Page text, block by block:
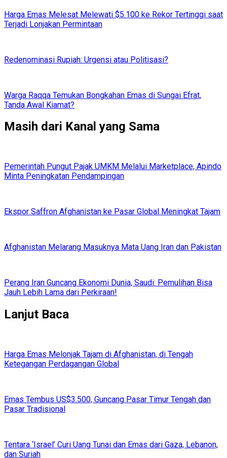
Harga Emas Melesat Melewati $5.100 ke Rekor Tertinggi saat
Terjadi Lonjakan Permintaan
Redenominasi Rupiah: Urgensi atau Politisasi?
Warga Raqqa Temukan Bongkahan Emas di Sungai Efrat,
Tanda Awal Kiamat?
Masih dari Kanal yang Sama
Pemerintah Pungut Pajak UMKM Melalui Marketplace, Apindo
Minta Peningkatan Pendampingan
Ekspor Saffron Afghanistan ke Pasar Global Meningkat Tajam
Afghanistan Melarang Masuknya Mata Uang Iran dan Pakistan
Perang Iran Guncang Ekonomi Dunia, Saudi: Pemulihan Bisa
Jauh Lebih Lama dari Perkiraan!
Lanjut Baca
Harga Emas Melonjak Tajam di Afghanistan, di Tengah
Ketegangan Perdagangan Global
Emas Tembus US$3.500, Guncang Pasar Timur Tengah dan
Pasar Tradisional
Tentara ‘Israel’ Curi Uang Tunai dan Emas dari Gaza, Lebanon,
dan Suriah